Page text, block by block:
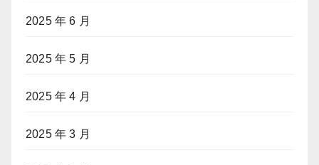
2025 年 6 月
2025 年 5 月
2025 年 4 月
2025 年 3 月